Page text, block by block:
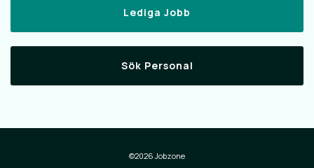
Lediga Jobb
Sök Personal
©2026 Jobzone